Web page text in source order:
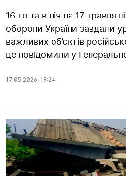
16-го та в ніч на 17 травня
оборони України завдали
важливих об’єктів
це повідомили у
17.05.2026, 19:24